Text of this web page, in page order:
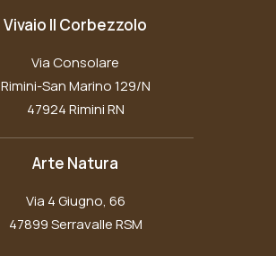
Vivaio Il Corbezzolo
Via Consolare
Rimini-San Marino 129/N
47924 Rimini RN
Arte Natura
Via 4 Giugno, 66
47899 Serravalle RSM